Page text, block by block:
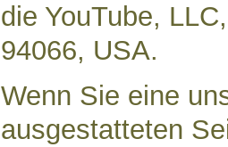
die YouTube,
94066, USA.
Wenn Sie eine
ausgestatteten